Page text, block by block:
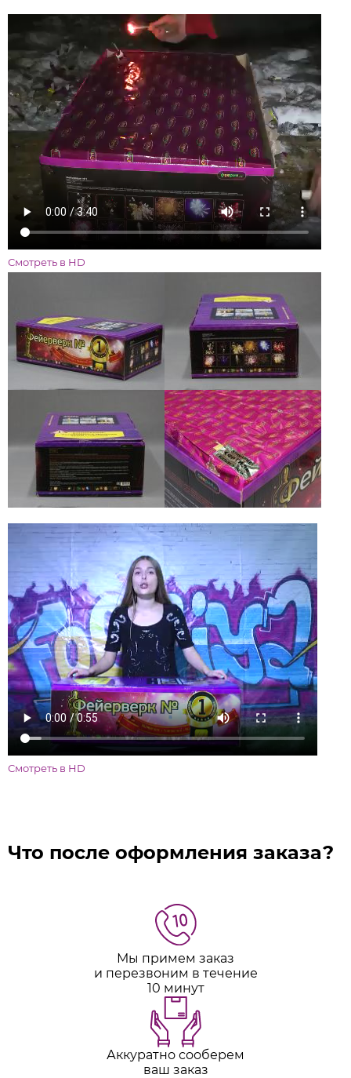
Смотреть в HD
Смотреть в HD
Что после оформления заказа?
Мы примем заказ
и перезвоним в течение
10 минут
Аккуратно сооберем
ваш заказ